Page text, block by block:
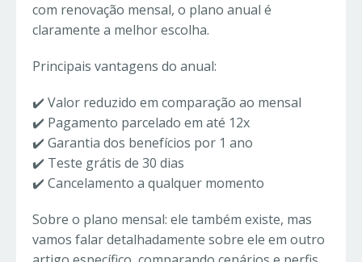
com renovação mensal, o plano anual é
claramente a melhor escolha.
Principais vantagens do anual:
✔️ Valor reduzido em comparação ao mensal
✔️ Pagamento parcelado em até 12x
✔️ Garantia dos benefícios por 1 ano
✔️ Teste grátis de 30 dias
✔️ Cancelamento a qualquer momento
Sobre o plano mensal: ele também existe, mas
vamos falar detalhadamente sobre ele em outro